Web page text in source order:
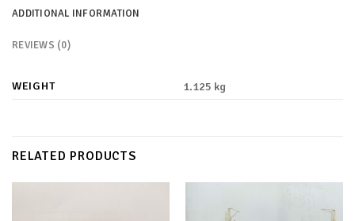
ADDITIONAL INFORMATION
REVIEWS (0)
WEIGHT 1.125 kg
RELATED PRODUCTS